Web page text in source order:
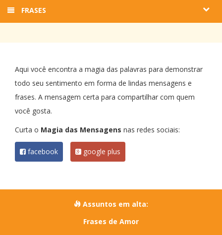
FRASES
Aqui você encontra a magia das palavras para demonstrar
todo seu sentimento em forma de lindas mensagens e
frases. A mensagem certa para compartilhar com quem
você gosta.
Curta o Magia das Mensagens nas redes sociais:
facebook google plus
Assuntos em alta:
Frases de Amor